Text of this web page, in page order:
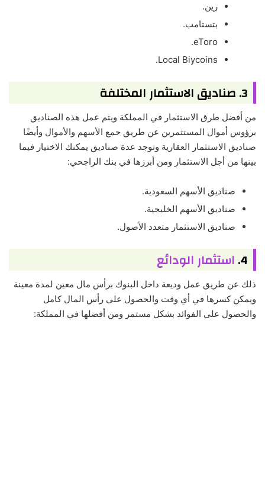
رين.
بتستامب.
eToro.
Local Biycoins.
3. صناديق الاستثمار المختلفة
من أفضل طرق الاستثمار في المملكة ويتم عمل هذه الصناديق
برؤوس أموال المستثمرين عن طريق جمع الأسهم والأموال وأيضًا
صناديق الاستثمار العقارية وتوجد عدة صناديق يمكنك الاختيار فيما
بينها من أجل الاستثمار ومن أبرزها في بنك الراجحي:
صناديق الأسهم السعودية.
صناديق الأسهم الخليجية.
صناديق الاستثمار متعدد الأصول.
4. استثمار الودائع
ذلك عن طريق عمل وديعة داخل البنوك برأس مال معين لمدة معينة
ويمكن كسرها في أي وقت والحصول على رأس المال كامل
والحصول على الفوائد بشكل مستمر ومن أفضلها في المملكة: